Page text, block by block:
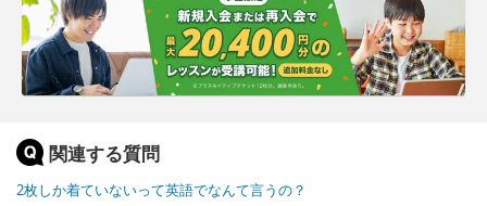
関連する質問
2枚しか着ていないって英語でなんて言うの？